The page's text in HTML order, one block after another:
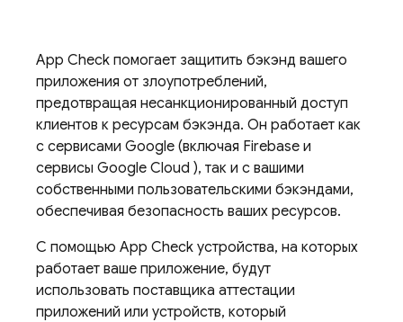
App Check помогает защитить бэкэнд вашего
приложения от злоупотреблений,
предотвращая несанкционированный доступ
клиентов к ресурсам бэкэнда. Он работает как
с сервисами Google (включая Firebase и
сервисы Google Cloud ), так и с вашими
собственными пользовательскими бэкэндами,
обеспечивая безопасность ваших ресурсов.
С помощью App Check устройства, на которых
работает ваше приложение, будут
использовать поставщика аттестации
приложений или устройств, который